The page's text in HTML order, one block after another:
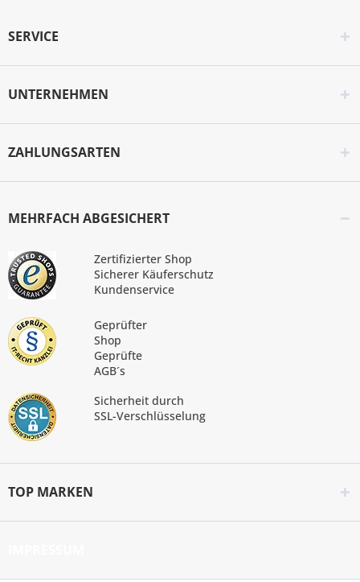
SERVICE
UNTERNEHMEN
ZAHLUNGSARTEN
MEHRFACH ABGESICHERT
Zertifizierter Shop
Sicherer Käuferschutz
Kundenservice
Geprüfter
Shop
Geprüfte
AGB´s
Sicherheit durch
SSL-Verschlüsselung
TOP MARKEN